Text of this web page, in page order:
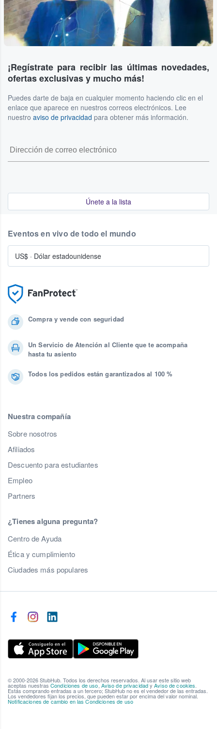
¡Regístrate para recibir las últimas novedades,
ofertas exclusivas y mucho más!
Puedes darte de baja en cualquier momento haciendo clic en el
enlace que aparece en nuestros correos electrónicos. Lee
nuestro aviso de privacidad para obtener más información.
Únete a la lista
Compra y vende con seguridad
Un Servicio de Atención al Cliente que te acompaña
hasta tu asiento
Todos los pedidos están garantizados al 100 %
Nuestra compañía
Sobre nosotros
Afiliados
Descuento para estudiantes
Empleo
Partners
¿Tienes alguna pregunta?
Centro de Ayuda
Ética y cumplimiento
Ciudades más populares
Eventos en vivo de todo el mundo
US$ · Dólar estadounidense
© 2000-2026 StubHub. Todos los derechos reservados. Al usar este sitio web
aceptas nuestras Condiciones de uso, Aviso de privacidadyAviso de cookies.
Estás comprando entradas a un tercero; StubHub no es el vendedor de las entradas.
Los vendedores fijan los precios, que pueden estar por encima del valor nominal.
Notificaciones de cambio en las Condiciones de uso